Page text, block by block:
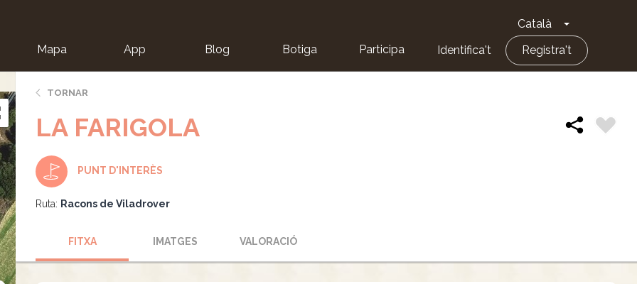
Català Toggle
Mapa App Blog Botiga Participa Identifica't Registra't
TORNAR
LA FARIGOLA
PUNT D'INTERÈS
Ruta: Racons de Viladrover
FITXA IMATGES VALORACIÓ